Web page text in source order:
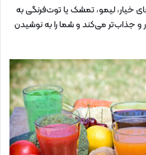
خیار، لیمو، تمشک یا توت‌فرنگی به
و جذاب‌تر می‌کند و شما را به نوشیدن